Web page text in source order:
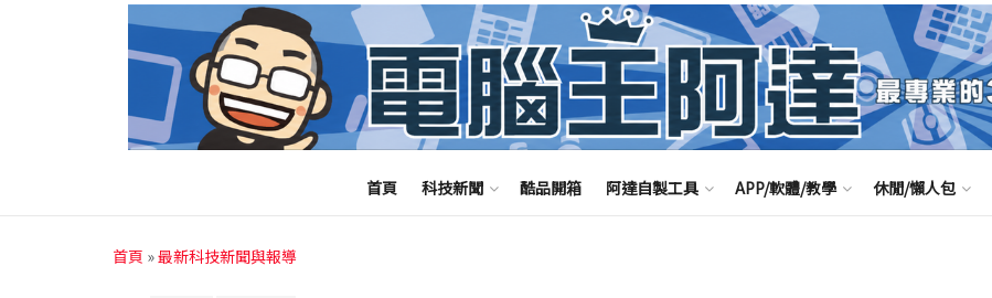
首頁 科技新聞 酷品開箱 阿達自製工具 APP/軟體/教學 休閒/懶人包
首頁 »最新科技新聞與報導